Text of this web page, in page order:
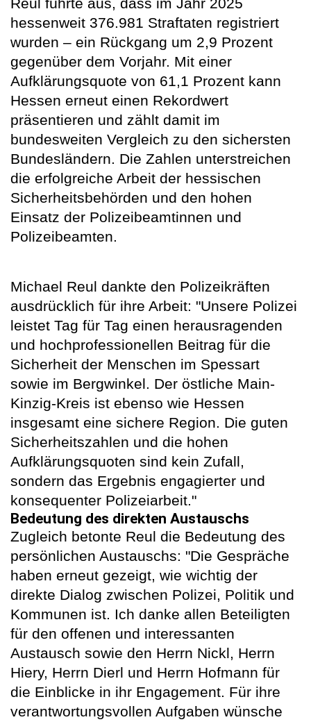
hessenweit 376.981 Straftaten registriert
wurden – ein Rückgang um 2,9 Prozent
gegenüber dem Vorjahr. Mit einer
Aufklärungsquote von 61,1 Prozent kann
Hessen erneut einen Rekordwert
präsentieren und zählt damit im
bundesweiten Vergleich zu den sichersten
Bundesländern. Die Zahlen unterstreichen
die erfolgreiche Arbeit der hessischen
Sicherheitsbehörden und den hohen
Einsatz der Polizeibeamtinnen und
Polizeibeamten.
Michael Reul dankte den Polizeikräften
ausdrücklich für ihre Arbeit: "Unsere Polizei
leistet Tag für Tag einen herausragenden
und hochprofessionellen Beitrag für die
Sicherheit der Menschen im Spessart
sowie im Bergwinkel. Der östliche Main-
Kinzig-Kreis ist ebenso wie Hessen
insgesamt eine sichere Region. Die guten
Sicherheitszahlen und die hohen
Aufklärungsquoten sind kein Zufall,
sondern das Ergebnis engagierter und
konsequenter Polizeiarbeit."
Bedeutung des direkten Austauschs
Zugleich betonte Reul die Bedeutung des
persönlichen Austauschs: "Die Gespräche
haben erneut gezeigt, wie wichtig der
direkte Dialog zwischen Polizei, Politik und
Kommunen ist. Ich danke allen Beteiligten
für den offenen und interessanten
Austausch sowie den Herrn Nickl, Herrn
Hiery, Herrn Dierl und Herrn Hofmann für
die Einblicke in ihr Engagement. Für ihre
verantwortungsvollen Aufgaben wünsche